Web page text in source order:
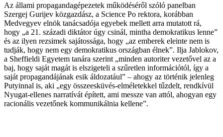
Az állami propagandagépezetek működéséről szóló panelban
Szergej Gurijev közgazdász, a Science Po rektora, korábban
Medvegyev elnök tanácsadója egyebek mellett arra mutatott rá,
hogy „a 21. századi diktátor úgy csinál, mintha demokratikus lenne”
és az ilyen rezsimek sajátossága, hogy „az emberek eleinte nem is
tudják, hogy nem egy demokratikus országban élnek”. Ilja Jablokov,
a Sheffieldi Egyetem tanára szerint „minden autoriter vezetővel az a
baj, hogy saját magát is elszigeteli a szűretlen információtól, így a
saját propagandájának esik áldozatául” – ahogy az történik jelenleg
Putyinnal is, aki „egy összeesküvés-elméletekkel tűzdelt, rendkívül
Nyugat-ellenes narratívát épített, ami messze van attól, ahogyan egy
racionális vezetőnek kommunikálnia kellene”.